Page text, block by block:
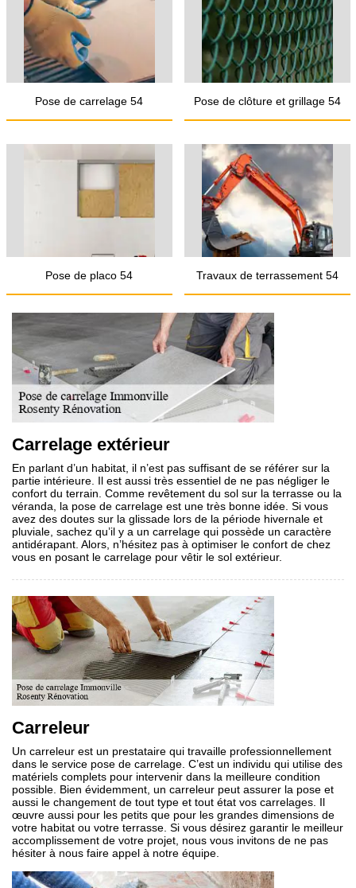
Pose de carrelage 54 Pose de clôture et grillage 54
Pose de placo 54 Travaux de terrassement 54
Carrelage extérieur
En parlant d’un habitat, il n’est pas suffisant de se référer sur la
partie intérieure. Il est aussi très essentiel de ne pas négliger le
confort du terrain. Comme revêtement du sol sur la terrasse ou la
véranda, la pose de carrelage est une très bonne idée. Si vous
avez des doutes sur la glissade lors de la période hivernale et
pluviale, sachez qu’il y a un carrelage qui possède un caractère
antidérapant. Alors, n’hésitez pas à optimiser le confort de chez
vous en posant le carrelage pour vêtir le sol extérieur.
Carreleur
Un carreleur est un prestataire qui travaille professionnellement
dans le service pose de carrelage. C’est un individu qui utilise des
matériels complets pour intervenir dans la meilleure condition
possible. Bien évidemment, un carreleur peut assurer la pose et
aussi le changement de tout type et tout état vos carrelages. Il
œuvre aussi pour les petits que pour les grandes dimensions de
votre habitat ou votre terrasse. Si vous désirez garantir le meilleur
accomplissement de votre projet, nous vous invitons de ne pas
hésiter à nous faire appel à notre équipe.